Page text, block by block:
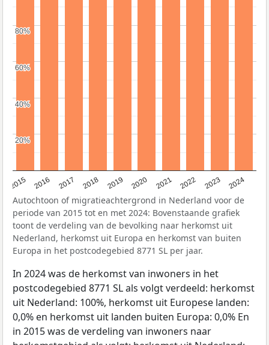
2015 2016 2017 2018 2019 2020 2021 2022 2023 2024
20%
20%
40%
40%
60%
60%
80%
80%
Autochtoon of migratieachtergrond in Nederland voor de
periode van 2015 tot en met 2024: Bovenstaande grafiek
toont de verdeling van de bevolking naar herkomst uit
Nederland, herkomst uit Europa en herkomst van buiten
Europa in het postcodegebied 8771 SL per jaar.
In 2024 was de herkomst van inwoners in het
postcodegebied 8771 SL als volgt verdeeld: herkomst
uit Nederland: 100%, herkomst uit Europese landen:
0,0% en herkomst uit landen buiten Europa: 0,0% En
in 2015 was de verdeling van inwoners naar